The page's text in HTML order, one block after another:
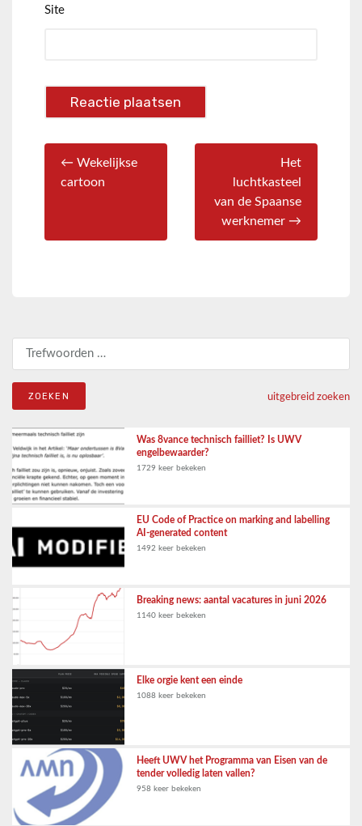
Site
← Wekelijkse
cartoon
Het
luchtkasteel
van de Spaanse
werknemer →
Zoeken naar:
uitgebreid zoeken
Was 8vance technisch failliet? Is UWV
engelbewaarder?
1729 keer bekeken
EU Code of Practice on marking and labelling
AI-generated content
1492 keer bekeken
Breaking news: aantal vacatures in juni 2026
1140 keer bekeken
Elke orgie kent een einde
1088 keer bekeken
Heeft UWV het Programma van Eisen van de
tender volledig laten vallen?
958 keer bekeken